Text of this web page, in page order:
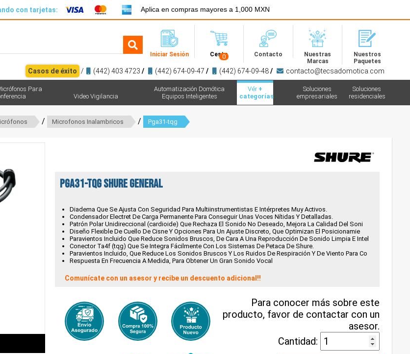
con tarjetas: Aplica en compras mayores a 1,000 MXN
Iniciar Sesión Cesta
0 Contacto
Nuestras
Marcas
Nuestros
Paquetes
Casos de éxito / (442) 403 4723 / (442) 674-09-47 / (442) 674-09-48/ contacto@tecsadomotica.com
Para
Video Vigilancia
Automatización Domótica
Equipos Inteligentes
Vér +
categorías
Soluciones
residenciales
Soluciones
empresariales
/ Microfonos Inalambricos / Pga31-tqg
PGA31-TQG Shure general
Diadema Que Se Ajusta Con Seguridad Para Multiinstrumentistas E Intérpretes Muy Activos.
Condensador Electret De Carga Permanente Para Conseguir Unas Voces Nítidas Y Detalladas.
Patrón Polar Unidireccional (cardioide) Que Rechaza El Sonido No Deseado, Mejora La Calidad Del Soni
Diseño Flexible De Cuello De Cisne Y Opciones Para Un Ajuste Discreto, Que Optimizan El Posicionamie
Paravientos Incluido Que Reduce Sonidos Bruscos, De Cara A Una Reproducción De Sonido Limpia E Intel
Conector Ta4f (tqg) Que Se Integra Fácilmente Con Los Sistemas De Petaca De Shure.
Paravientos Incluido, Que Reduce Los Sonidos Bruscos Y Los Ruidos De Respiración Y De Viento Para Co
Respuesta En Frecuencia A Medida, Para Obtener Un Gran Sonido Vocal
Comunícate con un asesor y recibe un descuento adicional!!
Para conocer más sobre este
producto, favor de contactar con un
asesor.
Cantidad: